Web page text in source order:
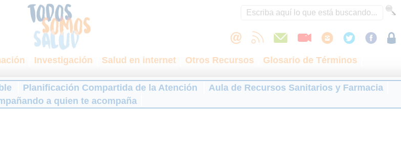
Investigación Salud en internet Otros Recursos
Glosario de Términos
Planificación Compartida de la Atención
Aula de Recursos Sanitarios y Farmacia
a quien te acompaña